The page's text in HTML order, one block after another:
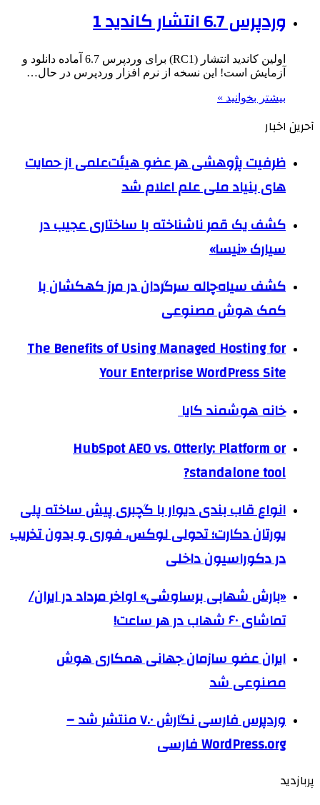
وردپرس 6.7 انتشار کاندید 1
اولین کاندید انتشار (RC1) برای وردپرس 6.7 آماده دانلود و
آزمایش است! این نسخه از نرم افزار وردپرس در حال…
بیشتر بخوانید »
آحرین اخبار
ظرفیت پژوهشی هر عضو هیئت‌علمی از حمایت
های بنیاد ملی علم اعلام شد
کشف یک قمر ناشناخته با ساختاری عجیب در
سیارک «نیسا»
کشف سیاه‌چاله سرگردان در مرز کهکشان با
کمک هوش مصنوعی
The Benefits of Using Managed Hosting for
Your Enterprise WordPress Site
خانه هوشمند کایا
HubSpot AEO vs. Otterly: Platform or
standalone tool?
انواع قاب بندی دیوار با گچبری پیش ساخته پلی
یورتان دکارت؛ تحولی لوکس، فوری و بدون تخریب
در دکوراسیون داخلی
«بارش شهابی برساوشی» اواخر مرداد در ایران/
تماشای ۶۰ شهاب در هر ساعت!
ایران عضو سازمان جهانی همکاری هوش
مصنوعی شد
وردپرس فارسی نگارش ۷.۰ منتشر شد –
WordPress.org فارسی
پربازدید